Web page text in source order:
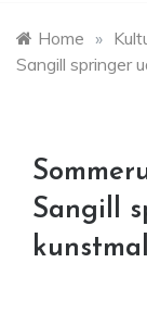
Home »
Sangill springer
Sangill